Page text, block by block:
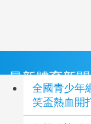
最新體育新聞
全國青少年
笑盃熱血開